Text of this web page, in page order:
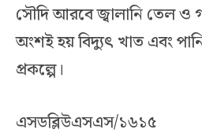
সৌদি আরবে জ্বালানি তেল ও
অংশই হয় বিদ্যুৎ খাত এবং
প্রকল্পে।
এসডব্লিউএসএস/১৬১৫